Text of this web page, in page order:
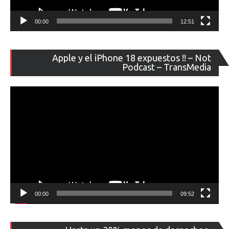
00:00 12:51
Apple y el iPhone 18 expuestos !! – Not
Podcast – TransMedia
de
00:00 09:52